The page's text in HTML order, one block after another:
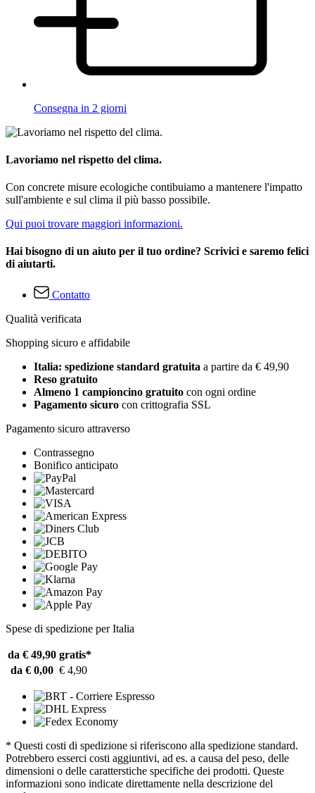
Consegna in 2 giorni
Lavoriamo nel rispetto del clima.
Con concrete misure ecologiche contibuiamo a mantenere l'impatto
sull'ambiente e sul clima il più basso possibile.
Qui puoi trovare maggiori informazioni.
Hai bisogno di un aiuto per il tuo ordine? Scrivici e saremo felici
di aiutarti.
Contatto
Qualità verificata
Shopping sicuro e affidabile
Italia: spedizione standard gratuita a partire da € 49,90
Reso gratuito
Almeno 1 campioncino gratuito con ogni ordine
Pagamento sicuro con crittografia SSL
Pagamento sicuro attraverso
Contrassegno
Bonifico anticipato
Spese di spedizione per Italia
da € 49,90 gratis*
da € 0,00 € 4,90
* Questi costi di spedizione si riferiscono alla spedizione standard.
Potrebbero esserci costi aggiuntivi, ad es. a causa del peso, delle
dimensioni o delle caratterstiche specifiche dei prodotti. Queste
informazioni sono indicate direttamente nella descrizione del